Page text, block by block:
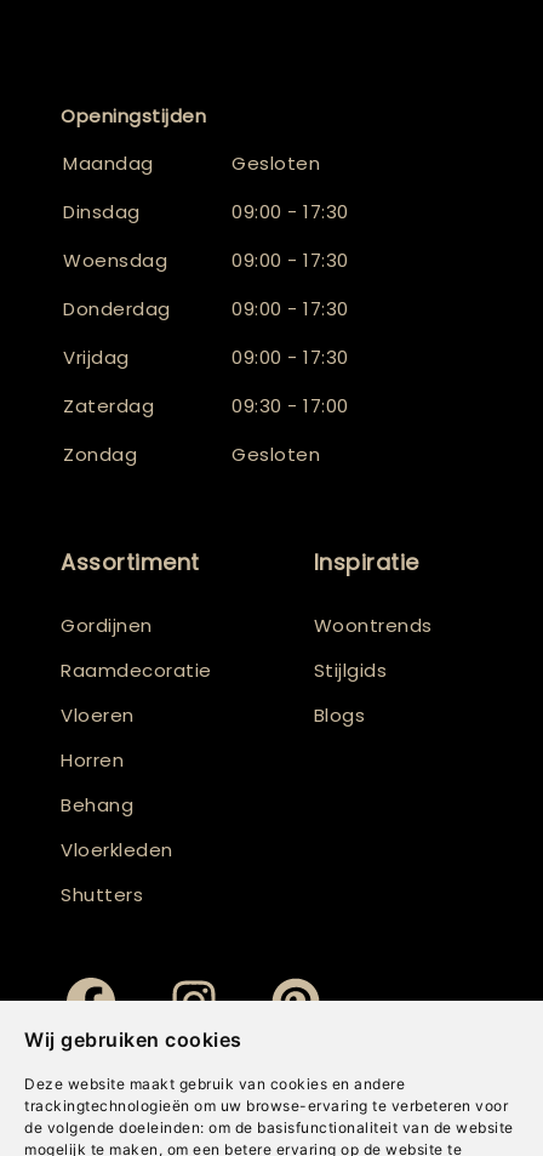
Wij gebruiken cookies
Deze website maakt gebruik van cookies en andere
trackingtechnologieën om uw browse-ervaring te verbeteren voor
de volgende doeleinden: om de basisfunctionaliteit van de website
mogelijk te maken , om een betere ervaring op de website te
Openingstijden
Maandag
Gesloten
Dinsdag
09:00 - 17:30
Woensdag
09:00 - 17:30
Donderdag
09:00 - 17:30
Vrijdag
09:00 - 17:30
Zaterdag
09:30 - 17:00
Zondag
Gesloten
Assortiment
Gordijnen
Raamdecoratie
Vloeren
Horren
Behang
Vloerkleden
Shutters
Inspiratie
Woontrends
Stijlgids
Blogs